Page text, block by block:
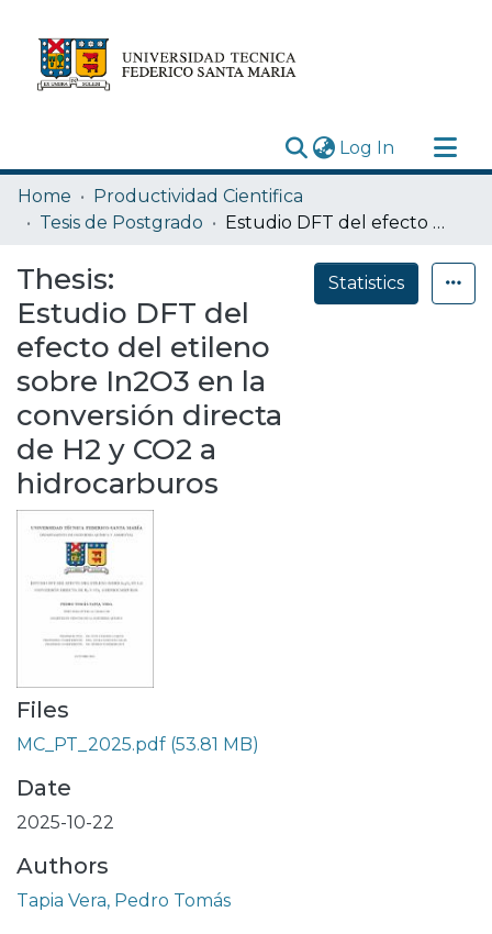
Log In (current)
Research Outputs
Statistics
Depósito
Home
Productividad Cientifica
Tesis de Postgrado
Estudio DFT del efecto del etileno sobre In2O3 en la conversión directa de H2 y CO2 a hidrocarburos
Thesis:
Estudio DFT del
efecto del etileno
sobre In2O3 en la
conversión directa
de H2 y CO2 a
hidrocarburos
Statistics
Files
MC_PT_2025.pdf (53.81 MB)
Date
2025-10-22
Authors
Tapia Vera, Pedro Tomás